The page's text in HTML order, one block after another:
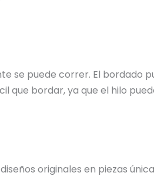
se puede correr. El bordado
que bordar, ya que el hilo
originales en piezas